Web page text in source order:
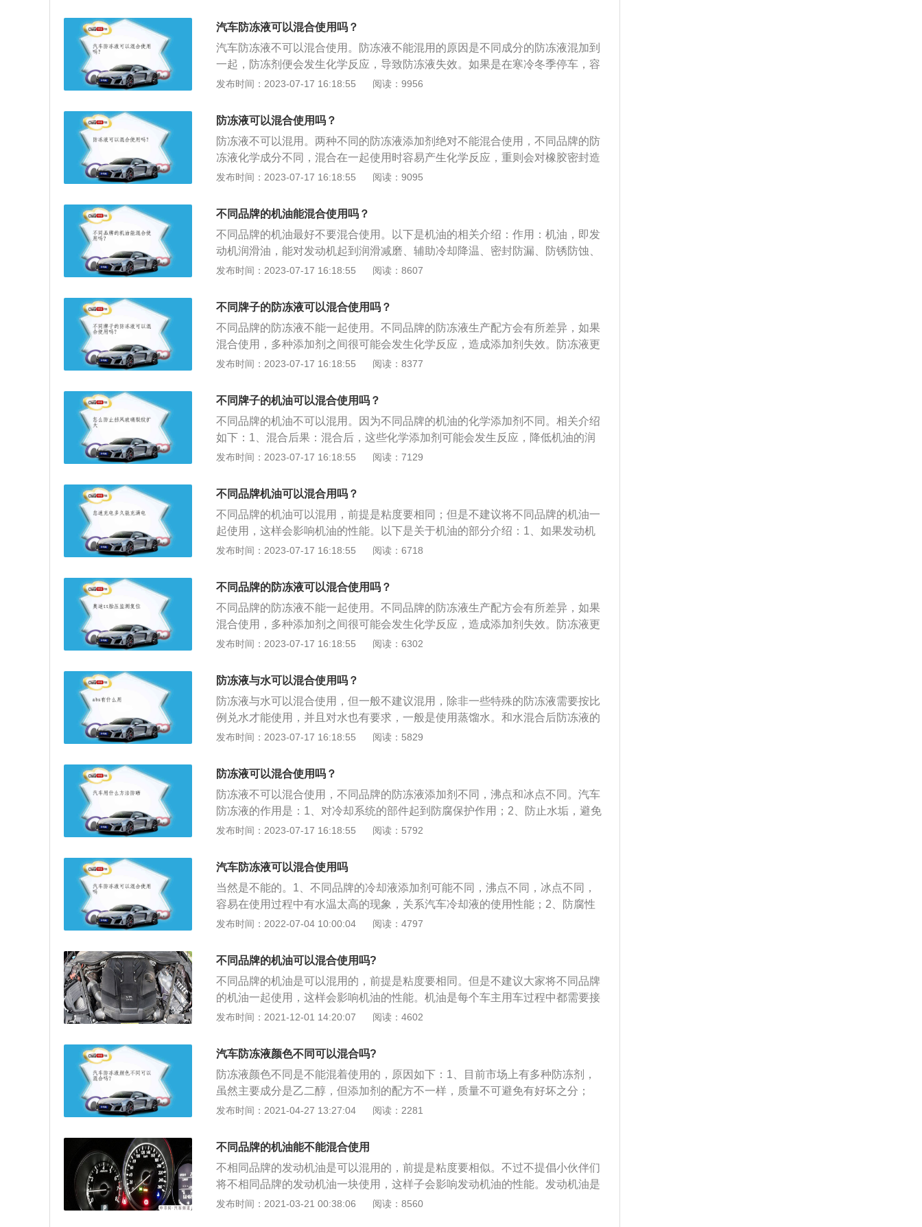
分层、浑浊、清洁能力劣化等现象。2、排气异常不同品牌机油混合还有机会造
成排气冒烟异常，例如冒黑烟或蓝烟。机油混合后有可能被稀释，这样机油容易
进入气缸内燃烧，使排气管冒蓝烟。机油混合后也有可能使气缸密封不严，造成
产生的油垢会减少润滑脂的导热实际效果，那样会使汽车发动机造成高溫，非常
车发动机无法得到润滑。若混加后但是加的不多，其实对发动机影响不大，下次
保养可以继续用。
气异常。不同品牌机油混合还有机会造成排气冒烟异常，例如冒黑烟或蓝烟。机
油混合后有可能被稀释，这样机油容易进入气缸内燃烧，使排气管冒蓝烟。机油
混合后也有可能使气缸密封不严，造成排气冒黑烟。3、产生油泥。不同机油混
合容易产生油泥，机油形成的油泥会降低润滑油的散热效果，这样会使发动机产
生高温，容易导致故障。油泥还会堵塞滤清器、油道等，导致流通不畅，发动机
充其他型号的机油，但是记得要将车辆行驶到修理部，及时为车辆更换新的机
油。
汽车防冻液可以混合使用吗？
汽车防冻液不可以混合使用。防冻液不能混用的原因是不同成分的防冻液混加到
一起，防冻剂便会发生化学反应，导致防冻液失效。如果是在寒冷冬季停车，容
易因冷却结冰而胀裂散热器和冻坏发动机气缸体或盖，而防冻液可以防止这种情
的防冻液。防冻液的有效期多为两年，添加时应确认该产品在有效期之内。更换
时应放净旧液，将冷却系统清洗干净后，再换上新液。传统的无机型防冻液不可
以兑水使用，那样会生成沉淀，严重影响防冻液的正常功能。有机型防冻液则可
以兑水使用，但是需要注意兑水量。使用了防冻液的车辆，切勿直接补充自来
水，应该加入蒸馏水或去离子水，若实在没有条件，加冷开水也比加自来水好。
发布时间：2023-07-17 16:18:55 阅读：9956
防冻液可以混合使用吗？
防冻液不可以混用。两种不同的防冻液添加剂绝对不能混合使用，不同品牌的防
冻液化学成分不同，混合在一起使用时容易产生化学反应，重则会对橡胶密封造
成损害，通常造成水泵水封及焊缝处漏水现象。防冻液混用注意事项：须使用同
添加剂之间很可能会发生化学反应，造成添加剂失效。防冻液更换周期：对那些
长时间运行的车辆，比如出租车等。一般优质的防冻液每年更换一次，而那些运
行时间短的车辆可每两年或每3万公里更换一次。为防止产生过多的泡沫而降低
防冻液与发动机部件的热交换性，添加时确认该产品在有效期内，长效型防冻
液，有效期可达三年。如发现防冻液内出现悬浮物，沉淀物或变质、变色应及时
发布时间：2023-07-17 16:18:55 阅读：9095
不同品牌的机油能混合使用吗？
不同品牌的机油最好不要混合使用。以下是机油的相关介绍：作用：机油，即发
动机润滑油，能对发动机起到润滑减磨、辅助冷却降温、密封防漏、防锈防蚀、
减震缓冲等作用。分类：汽油发动机机油分为矿物油与合成油两种，合成油又分
是润滑油的主要成分，决定着润滑油的基本性质，添加剂则可弥补和改善基础油
性能方面的不足，赋予某些新的性能，是润滑油的重要组成部分。
发布时间：2023-07-17 16:18:55 阅读：8607
不同牌子的防冻液可以混合使用吗？
不同品牌的防冻液不能一起使用。不同品牌的防冻液生产配方会有所差异，如果
混合使用，多种添加剂之间很可能会发生化学反应，造成添加剂失效。防冻液更
换周期：车辆防冻液一般每2年或4万公里需要更换一次，这只是一个参考周期，
一样，具体要根据实际使用情况来选择更换，检查防冻液的使用情况，如果发现
防冻液不足，及时补充；如发现防冻液内出现悬浮物，沉淀物或变质、变色应及
时更换并清洗系统。什么是防冻液：防冻液的全称应该叫防冻冷却液，意为有防
冻功能的冷却液。防冻液可以防止在寒冷冬季停车时冷却液结冰而胀裂散热器和
冻坏发动机气缸体或盖。
发布时间：2023-07-17 16:18:55 阅读：8377
不同牌子的机油可以混合使用吗？
不同品牌的机油不可以混用。因为不同品牌的机油的化学添加剂不同。相关介绍
如下：1、混合后果：混合后，这些化学添加剂可能会发生反应，降低机油的润
滑效果。更严重的是，反应后产生的酸碱化合物会加剧发动机零件的腐蚀。例
酸盐作为化学添加剂。如果两种机油混合，会出现机油分层或浑浊的现象。2、
同一品牌：同一品牌的机油也不能混合，因为混合新旧机油会降低发动机的性
能。如在最后一次使用时还剩下很多油，所以不想扔掉它，认为下次可以继续使
用。但这会加速新油的氧化和变质，从而大大减少新油的使用时间和效果。
发布时间：2023-07-17 16:18:55 阅读：7129
不同品牌机油可以混合用吗？
不同品牌的机油可以混用，前提是粘度要相同；但是不建议将不同品牌的机油一
起使用，这样会影响机油的性能。以下是关于机油的部分介绍：1、如果发动机
内没有机油，那发动机将无法正常运行。2、机油在发动机内不仅起到润滑作
会在发动机内各个部件表面形成一层油膜，这样可以防止发动机内的各个部件直
接接触产生摩擦。
发布时间：2023-07-17 16:18:55 阅读：6718
不同品牌的防冻液可以混合使用吗？
不同品牌的防冻液不能一起使用。不同品牌的防冻液生产配方会有所差异，如果
混合使用，多种添加剂之间很可能会发生化学反应，造成添加剂失效。防冻液更
换周期：车辆防冻液一般每2年或4万公里需要更换一次，这只是一个参考周期，
一样，具体要根据实际使用情况来选择更换，检查防冻液的使用情况，如果发现
防冻液不足，及时补充；如发现防冻液内出现悬浮物，沉淀物或变质、变色应及
时更换并清洗系统。什么是防冻液：防冻液的全称应该叫防冻冷却液，意为有防
冻功能的冷却液。防冻液可以防止在寒冷冬季停车时冷却液结冰而胀裂散热器和
冻坏发动机气缸体或盖。
发布时间：2023-07-17 16:18:55 阅读：6302
防冻液与水可以混合使用吗？
防冻液与水可以混合使用，但一般不建议混用，除非一些特殊的防冻液需要按比
例兑水才能使用，并且对水也有要求，一般是使用蒸馏水。和水混合后防冻液的
沸点会降低，无论是夏天还是冬天，都会对发动机的冷却系统造成很大的影响。
季停车时冷却液结冰而胀裂散热器和冻坏发动机气缸体或盖。许多人认为防冻液
只是冬天才使用，但其实防冻液全年都要使用。
发布时间：2023-07-17 16:18:55 阅读：5829
防冻液可以混合使用吗？
防冻液不可以混合使用，不同品牌的防冻液添加剂不同，沸点和冰点不同。汽车
防冻液的作用是：1、对冷却系统的部件起到防腐保护作用；2、防止水垢，避免
降低散热器的散热作用；3、保证发动机在正常温度范围之内能工作。使用防冻
察防冻液有无浑浊沉淀物，有浑浊物需要及时更换；3、不同车型防冻液颜色不
同，不能混加；4、入冬前，需要测量防冻液冰点，防止防冻液冻结。
发布时间：2023-07-17 16:18:55 阅读：5792
汽车防冻液可以混合使用吗
当然是不能的。1、不同品牌的冷却液添加剂可能不同，沸点不同，冰点不同，
容易在使用过程中有水温太高的现象，关系汽车冷却液的使用性能；2、防腐性
能也会降低，对汽车的发动机有必需的伤害，关系发动机的使用周期4S店的工作
是那么确凿的，经常更换防冻液并不是很提倡，根据修车师傅来看，防冻液的使
用周期可以达到三、四年或者八万多公里，在这个范围内都是效果很好的，如何
确定防冻液是否适量，我们先把车子点火，等大约五分钟观察防冻液的液面水
平，当低于最低线时，就需要添加或更换防冻液了。出门在外时，若发现防冻液
缺失，且车上没有备防冻液，可以添加蒸馏水或纯净水来解决，切记一定不能添
的防冻液是不能混合添加的，防冻液中含有化学物质，不同的防冻液混合一起，
容易化学物质发生反应，严重会影响发动机的正常运转，长期混合使用的话，汽
车可能会出现大修的问题，且费用绝对很高。
发布时间：2022-07-04 10:00:04 阅读：4797
不同品牌的机油可以混合使用吗?
不同品牌的机油是可以混用的，前提是粘度要相同。但是不建议大家将不同品牌
的机油一起使用，这样会影响机油的性能。机油是每个车主用车过程中都需要接
触的东西，机油被称为发动机的血液。如果发动机内没有机油，那发动机是无法
锈，散热的作用。在发动机运行时，机油会在发动机内各个部件表面形成一层油
膜，这样可以防止发动机内的各个部件直接接触产生摩擦。如果发动机内的各个
部件直接接触产生摩擦，会加剧发动机的磨损，并且也会导致过热。如果发动机
在过热状态下持续运行，会导致发动机受到损伤。机油长时间使用各项性能都会
降低，所以机油是需要定期更换的。如果长时间不更换机油，也会加剧发动机的
油滤芯一起更换掉。机油滤芯是用来过滤机油的，如果没有机油滤芯，那机油使
用一段时间后也会变脏。在购买机油和机油滤芯时，一定要从正规渠道购买，并
且一定要选择大品牌的产品。
发布时间：2021-12-01 14:20:07 阅读：4602
汽车防冻液颜色不同可以混合吗?
防冻液颜色不同是不能混着使用的，原因如下：1、目前市场上有多种防冻剂，
虽然主要成分是乙二醇，但添加剂的配方不一样，质量不可避免有好坏之分；
2、一般小工厂生产的防冻液都具有很强的腐蚀性，损坏了汽车的冷却系统，有
生产厂家正规，但由于添加剂配方不同，如果混合使用，各种添加剂很可能发生
化学反应，导致添加剂失效，损坏其综合防腐能力，造成沉淀、结垢和腐蚀的危
害，从而影响发动机的使用寿命。
发布时间：2021-04-27 13:27:04 阅读：2281
不同品牌的机油能不能混合使用
不相同品牌的发动机油是可以混用的，前提是粘度要相似。不过不提倡小伙伴们
将不相同品牌的发动机油一块使用，这样子会影响发动机油的性能。发动机油是
每个汽车车主用车流程中基本都需要接触的物品，发动机油被叫作发动机的血
发布时间：2021-03-21 00:38:06 阅读：8560